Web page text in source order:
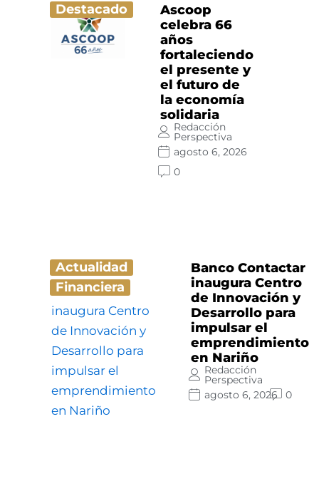
Destacado
Ascoop
celebra 66
años
fortaleciendo
el presente y
el futuro de
la economía
solidaria
Redacción
Perspectiva
agosto 6, 2026
0
Actualidad
Financiera
Banco Contactar
inaugura Centro
de Innovación y
Desarrollo para
impulsar el
emprendimiento
en Nariño
Redacción
Perspectiva
agosto 6, 2026
0